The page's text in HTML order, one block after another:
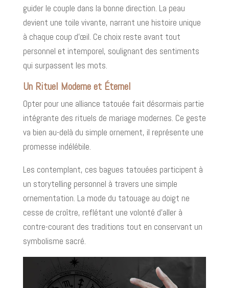
guider le couple dans la bonne direction. La peau
devient une toile vivante, narrant une histoire unique
à chaque coup d’œil. Ce choix reste avant tout
personnel et intemporel, soulignant des sentiments
qui surpassent les mots.
Un Rituel Moderne et Éternel
Opter pour une alliance tatouée fait désormais partie
intégrante des rituels de mariage modernes. Ce geste
va bien au-delà du simple ornement, il représente une
promesse indélébile.
Les contemplant, ces bagues tatouées participent à
un storytelling personnel à travers une simple
ornementation. La mode du tatouage au doigt ne
cesse de croître, reflétant une volonté d'aller à
contre-courant des traditions tout en conservant un
symbolisme sacré.